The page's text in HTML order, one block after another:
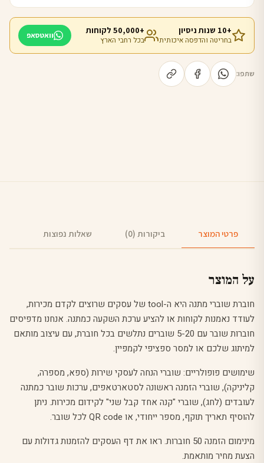
+10 שנות ניסיון
בחריטה והדפסה איכותית
+50,000 לקוחות
בכל רחבי הארץ
וואטסאפ
שתפו:
פרטי המוצר ביקורות (0) שאלות נפוצות
על המוצר
חוברת שוברי מתנה היא ה-tool של עסקים שרוצים לקדם מכירות,
לעודד נאמנות לקוחות או להציע ערכת השקעה כמתנה. אנחנו מדפיסים
חוברות שובר עם 5-20 שוברים נתלשים בכל חוברת, עם עיצוב מותאם
למיתוג שלכם או למסר ספציפי לקמפיין.
שימושים פופולריים: שוברי הנחה לעסקי שירות (ספא, מספרה,
קליניקה), שוברי הזמנה ראשונה לסטארטאפים, ערכות שובר כמתנה
לעובדים (לחג), שוברי "קנה אחד קבל שני" לקידום מכירות. ניתן
להוסיף תאריך תוקף, מספר ייחודי, או QR code לכל שובר.
מינימום הזמנה 50 חוברות. ראו את
דף העסקים להזמנות גדולות עם
הצעת מחיר מותאמת.